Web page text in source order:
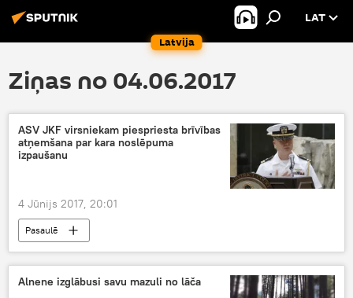
Latvija
LAT
Ziņas no 04.06.2017
ASV JKF virsniekam piespriesta brīvības
atņemšana par kara noslēpuma
izpaušanu
4 Jūnijs 2017, 20:01
Pasaulē
Alnene izglābusi savu mazuli no lāča